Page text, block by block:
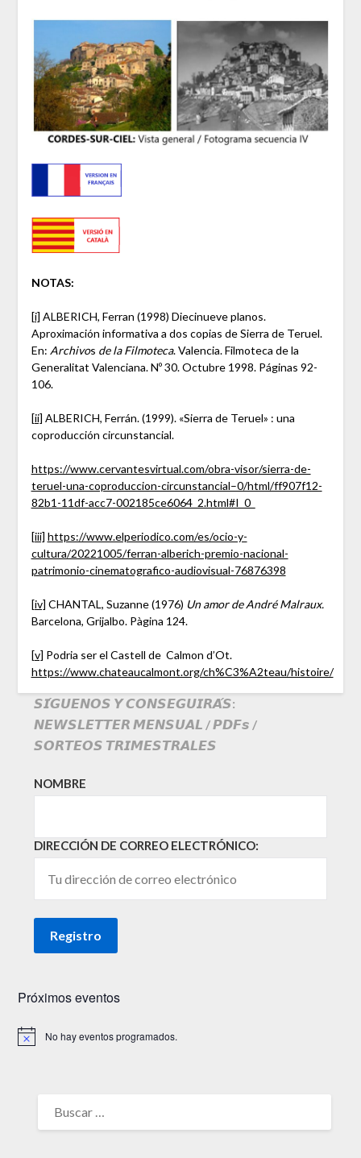
NOTAS:
[i] ALBERICH, Ferran (1998) Diecinueve planos.
Aproximación informativa a dos copias de Sierra de Teruel.
En: Archivos de la Filmoteca. Valencia. Filmoteca de la
Generalitat Valenciana. Nº 30. Octubre 1998. Páginas 92-
106.
[ii] ALBERICH, Ferrán. (1999). «Sierra de Teruel» : una
coproducción circunstancial.
https://www.cervantesvirtual.com/obra-visor/sierra-de-
teruel-una-coproduccion-circunstancial–0/html/ff907f12-
82b1-11df-acc7-002185ce6064_2.html#I_0_
[iii] https://www.elperiodico.com/es/ocio-y-
cultura/20221005/ferran-alberich-premio-nacional-
patrimonio-cinematografico-audiovisual-76876398
[iv] CHANTAL, Suzanne (1976) Un amor de André Malraux.
Barcelona, Grijalbo. Pàgina 124.
[v] Podria ser el Castell de Calmon d’Ot.
https://www.chateaucalmont.org/ch%C3%A2teau/histoire/
𝙎𝙄́𝙂𝙐𝙀𝙉𝙊𝙎 𝙔 𝘾𝙊𝙉𝙎𝙀𝙂𝙐𝙄𝙍𝘼́𝙎:
𝙉𝙀𝙒𝙎𝙇𝙀𝙏𝙏𝙀𝙍 𝙈𝙀𝙉𝙎𝙐𝘼𝙇 / 𝙋𝘿𝙁𝙨 /
𝙎𝙊𝙍𝙏𝙀𝙊𝙎 𝙏𝙍𝙄𝙈𝙀𝙎𝙏𝙍𝘼𝙇𝙀𝙎
NOMBRE
DIRECCIÓN DE CORREO ELECTRÓNICO:
Próximos eventos
Aviso No hay eventos programados.